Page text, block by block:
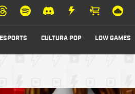
ESPORTS CULTURA POP LOW GAMES